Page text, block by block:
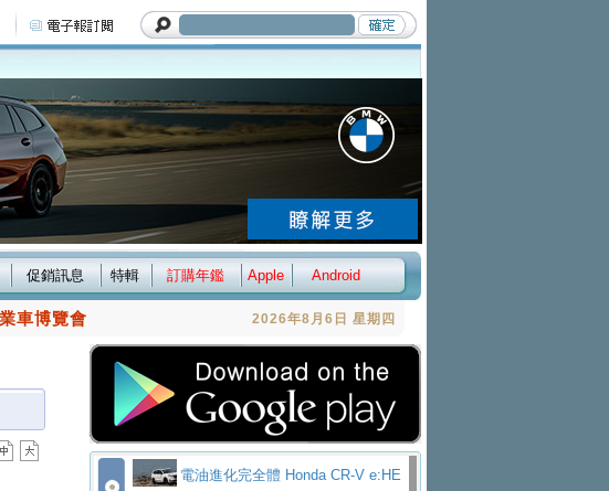
促銷訊息 特輯 訂購年鑑 Apple Android
車博覽會 2026年8月6日 星期四
電油進化完全體 Honda CR-V e:HE